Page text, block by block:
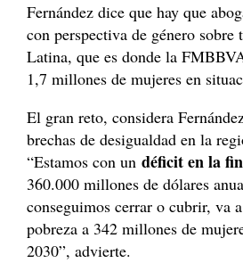
Fernández dice que hay que
con perspectiva de género
Latina, que es donde la
1,7 millones de mujeres en
El gran reto, considera
brechas de desigualdad en la
“Estamos con undéficit en la
360.000 millones de dólares
conseguimos cerrar o cubrir, va
pobreza a 342 millones de
2030”, advierte.